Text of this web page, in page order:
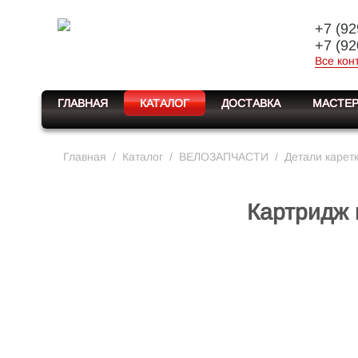
+7
+7
Все
ГЛАВНАЯ КАТАЛОГ ДОСТАВКА
Главная / Каталог / ВЕЛОЗАПЧАСТИ / Детали
Картридж